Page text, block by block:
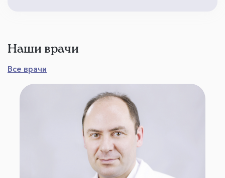
Наши врачи
Все врачи